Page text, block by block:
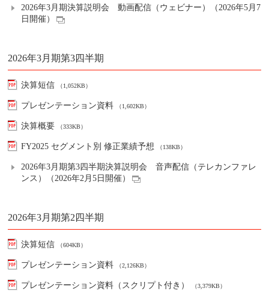
2026年3月期決算説明会 動画配信（ウェビナー）（2026年5月7
日開催）
2026年3月期第3四半期
決算短信 （1,052KB）
プレゼンテーション資料 （1,602KB）
決算概要 （333KB）
FY2025 セグメント別 修正業績予想 （138KB）
2026年3月期第3四半期決算説明会 音声配信（テレカンファレ
ンス）（2026年2月5日開催）
2026年3月期第2四半期
決算短信 （604KB）
プレゼンテーション資料 （2,126KB）
プレゼンテーション資料（スクリプト付き） （3,379KB）